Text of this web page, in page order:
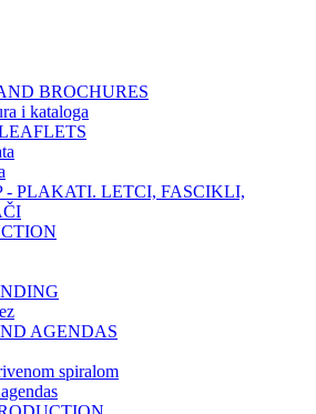
BROCHURES
i kataloga
- PLAKATI. LETCI, FASCIKLI,
AGENDAS
spiralom